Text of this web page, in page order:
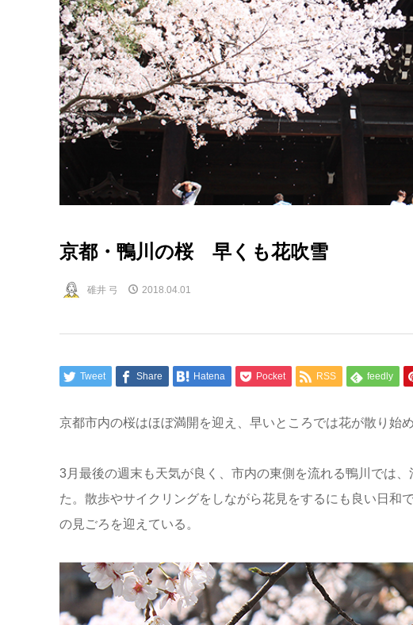
京都・鴨川の桜 早くも花吹雪
碓井 弓 2018.04.01
Tweet Share Hatena Pocket RSS feedly
京都市内の桜はほぼ満開を迎え、早いところでは花が散り始め
3月最後の週末も天気が良く、市内の東側を流れる鴨川では
た。散歩やサイクリングをしながら花見をするにも良い日和
の見ごろを迎えている。